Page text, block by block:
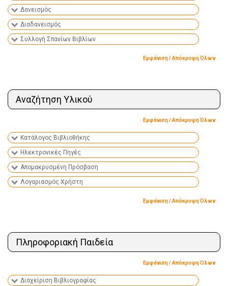
Δανεισμός
Διαδανεισμός
Συλλογή Σπανίων Βιβλίων
Εμφάνιση / Απόκρυψη Όλων
Αναζήτηση Υλικού
Εμφάνιση / Απόκρυψη Όλων
Κατάλογος Βιβλιοθήκης
Ηλεκτρονικές Πηγές
Απομακρυσμένη Πρόσβαση
Λογαριασμός Χρήστη
Εμφάνιση / Απόκρυψη Όλων
Πληροφοριακή Παιδεία
Εμφάνιση / Απόκρυψη Όλων
Διαχείριση Βιβλιογραφίας